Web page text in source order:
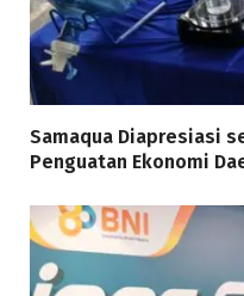
Samaqua Diapresiasi
Penguatan Ekonomi